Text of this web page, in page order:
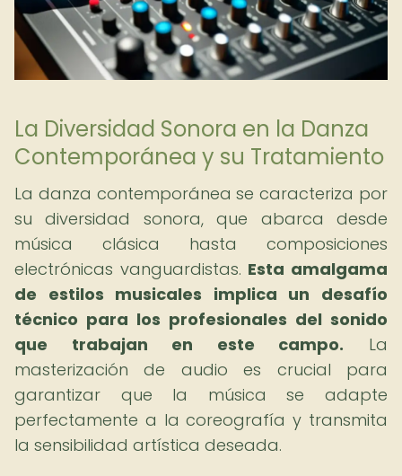
La Diversidad Sonora en la Danza
Contemporánea y su Tratamiento
La danza contemporánea se caracteriza por
su diversidad sonora, que abarca desde
música clásica hasta composiciones
electrónicas vanguardistas. Esta amalgama
de estilos musicales implica un desafío
técnico para los profesionales del sonido
que trabajan en este campo. La
masterización de audio es crucial para
garantizar que la música se adapte
perfectamente a la coreografía y transmita
la sensibilidad artística deseada.